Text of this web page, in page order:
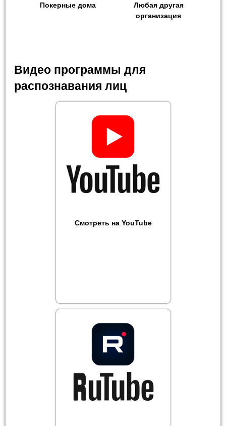
Покерные дома
Любая другая
организация
Видео программы для
распознавания лиц
Смотреть на YouTube